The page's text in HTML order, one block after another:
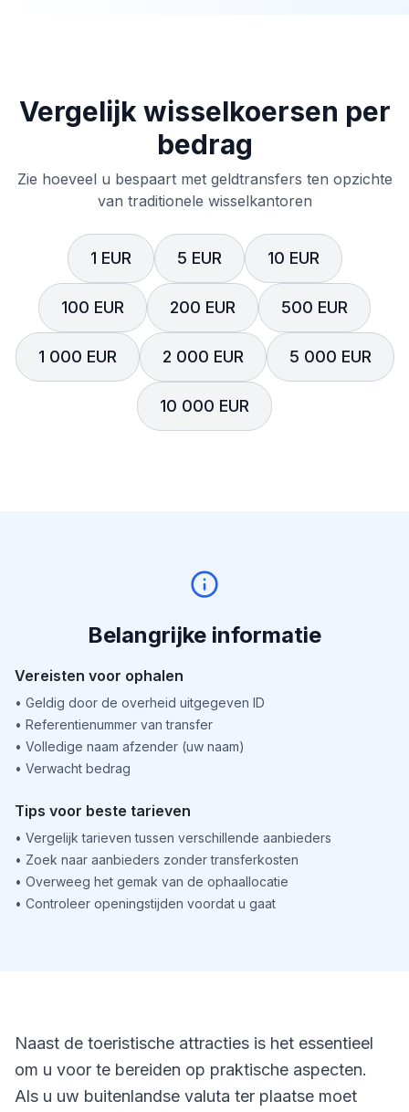
Vergelijk wisselkoersen per
bedrag
Zie hoeveel u bespaart met geldtransfers ten opzichte
van traditionele wisselkantoren
1 EUR 5 EUR 10 EUR
100 EUR 200 EUR 500 EUR
1 000 EUR 2 000 EUR 5 000 EUR
10 000 EUR
Belangrijke informatie
Vereisten voor ophalen
• Geldig door de overheid uitgegeven ID
• Referentienummer van transfer
• Volledige naam afzender (uw naam)
• Verwacht bedrag
Tips voor beste tarieven
• Vergelijk tarieven tussen verschillende aanbieders
• Zoek naar aanbieders zonder transferkosten
• Overweeg het gemak van de ophaallocatie
• Controleer openingstijden voordat u gaat
Naast de toeristische attracties is het essentieel
om u voor te bereiden op praktische aspecten.
Als u uw buitenlandse valuta ter plaatse moet